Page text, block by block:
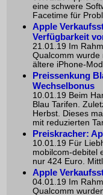
eine schwere
Facetime für
Apple
Verfügbarkeit
21.01.19 Im
Qualcomm wurde
ältere iPhone-
Preissenkung
Wechselbonus
10.01.19 Beim
Blau Tarifen.
Herbst. Dieses
mit reduzierten
Preiskracher:
10.01.19 Für
mobilcom-debitel
nur 424 Euro.
Apple
04.01.19 Im
Qualcomm